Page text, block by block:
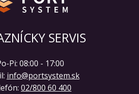
SERVIS
Pi: 08:00 - 17:00
info@portsystem.sk
02/800 60 400